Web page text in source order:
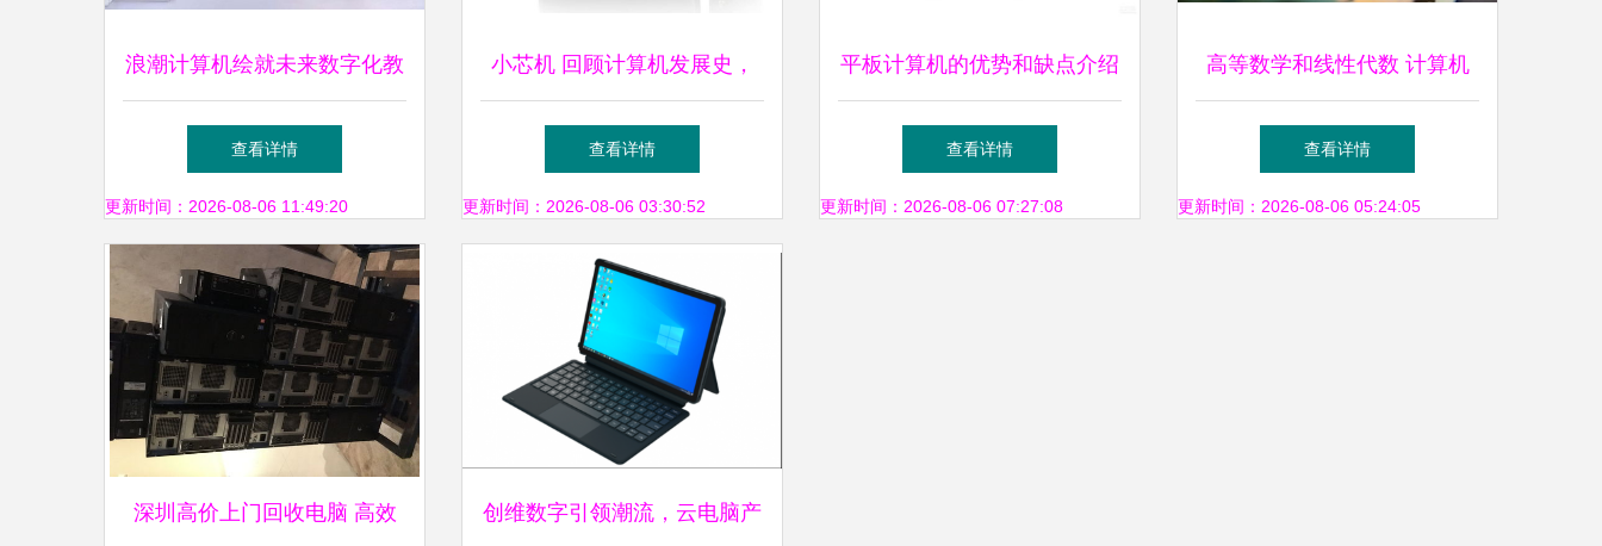
浪潮计算机绘就未来数字化教
育新蓝图 装备展“智慧课堂
2.0”引领创新浪潮
查看详情
更新时间：2026-08-06 11:49:20
小芯机 回顾计算机发展史，
开启计算机新里程碑——软件
及辅助设备的融合革命
查看详情
更新时间：2026-08-06 03:30:52
平板计算机的优势和缺点介绍
查看详情
更新时间：2026-08-06 07:27:08
高等数学和线性代数 计算机
专业的磐石还是装饰？
查看详情
更新时间：2026-08-06 05:24:05
深圳高价上门回收电脑 高效 创维数字引领潮流，云电脑产